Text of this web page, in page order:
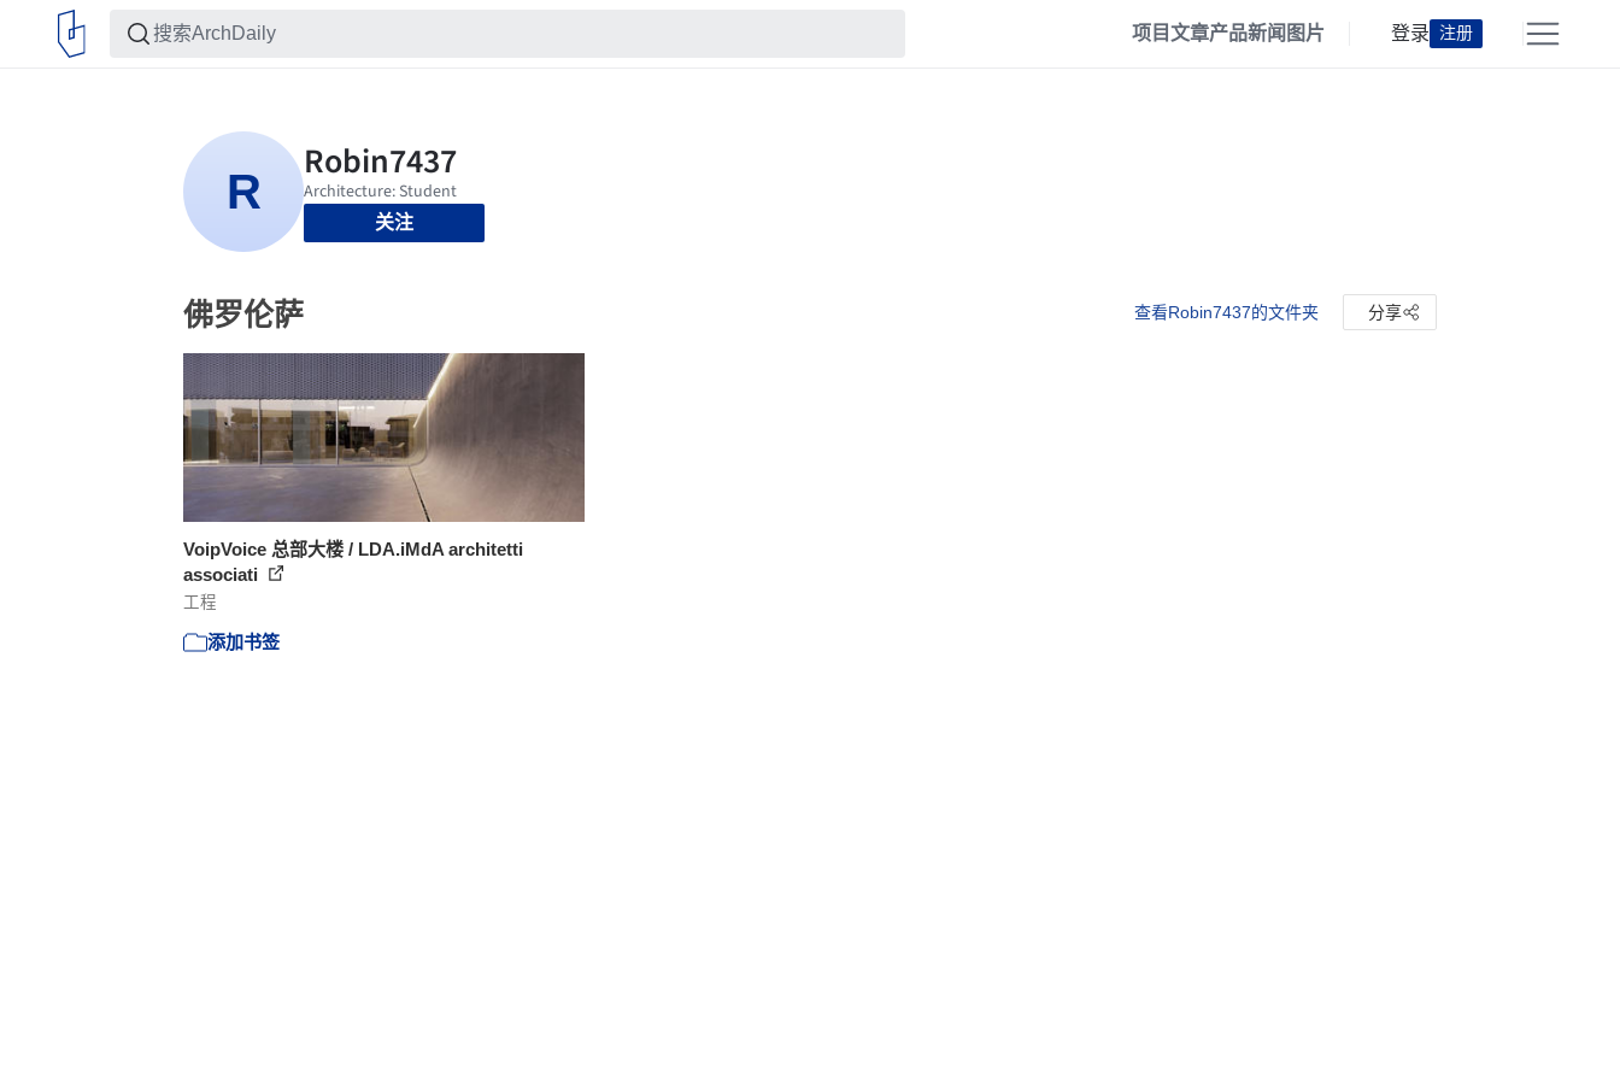
项目文章产品新闻 图片 登录 注册
关注
佛罗伦萨 查看Robin7437的文件夹 分享
VoipVoice 总部大楼 / LDA.iMdA architetti
associati
工程
添加书签